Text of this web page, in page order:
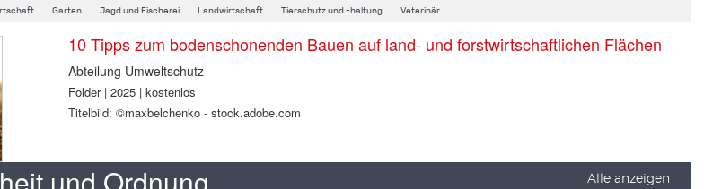
Garten Jagd und Fischerei Landwirtschaft Tierschutz und -haltung Veterinär
10 Tipps zum bodenschonenden Bauen auf land- und forstwirtschaftlichen Flächen
Abteilung Umweltschutz
Folder | 2025 | kostenlos
Titelbild: ©maxbelchenko - stock.adobe.com
und Ordnung Alle anzeigen